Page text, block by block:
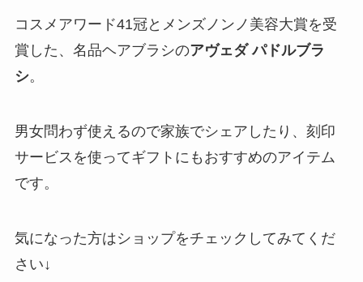
コスメアワード41冠とメンズノンノ美容大賞を受
賞した、名品ヘアブラシのアヴェダ パドルブラ
シ。
男女問わず使えるので家族でシェアしたり、刻印
サービスを使ってギフトにもおすすめのアイテム
です。
気になった方はショップをチェックしてみてくだ
さい↓